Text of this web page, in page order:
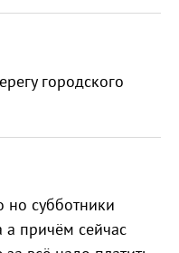
городского
субботники
а причём сейчас